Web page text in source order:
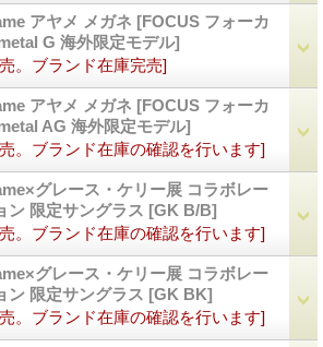
アヤメ メガネ [FOCUS フォーカ
G 海外限定モデル]
。ブランド在庫完売]
アヤメ メガネ [FOCUS フォーカ
AG 海外限定モデル]
。ブランド在庫の確認を行います]
グレース・ケリー展 コラボレー
ン 限定サングラス [GK B/B]
。ブランド在庫の確認を行います]
グレース・ケリー展 コラボレー
ン 限定サングラス [GK BK]
。ブランド在庫の確認を行います]